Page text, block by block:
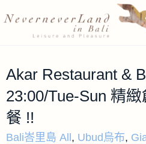
Akar Restaurant &
23:00/Tue-Sun 精
餐 !!
Bali峇里島 All , Ubud烏布,